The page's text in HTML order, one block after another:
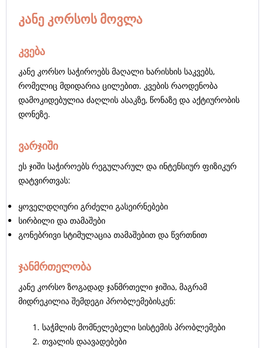
კანე კორსოს მოვლა
კვება
კანე კორსო საჭიროებს მაღალი ხარისხის საკვებს,
რომელიც მდიდარია ცილებით. კვების რაოდენობა
დამოკიდებულია ძაღლის ასაკზე, წონაზე და აქტიურობის
დონეზე.
ვარჯიში
ეს ჯიში საჭიროებს რეგულარულ და ინტენსიურ ფიზიკურ
დატვირთვას:
ყოველდღიური გრძელი გასეირნებები
სირბილი და თამაშები
გონებრივი სტიმულაცია თამაშებით და წვრთნით
ჯანმრთელობა
კანე კორსო ზოგადად ჯანმრთელი ჯიშია, მაგრამ
მიდრეკილია შემდეგი პრობლემებისკენ:
საჭმლის მომნელებელი სისტემის პრობლემები
თვალის დაავადებები